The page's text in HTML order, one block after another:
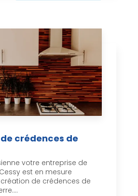
crédences de
votre entreprise de
est en mesure
création de crédences de